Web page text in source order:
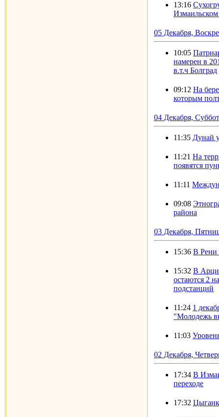
13:16
05 Декабря,
10:05
намерен в
в.т.ч Болград
09:12 На
которым
04 Декабря,
11:35 Дунай
11:21 На
появятся
11:11
09:08
района
03 Декабря,
15:36 В Рени
15:32 В
остаются 2
подстанций
11:24 1
"Молодежь
11:03
02 Декабря,
17:34 В
переходе
17:32